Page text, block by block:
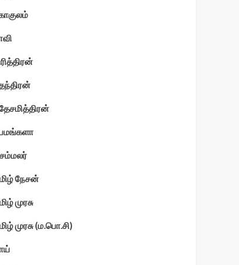
நேசன்
முரசு
முரசு (ம.பொ.சி)